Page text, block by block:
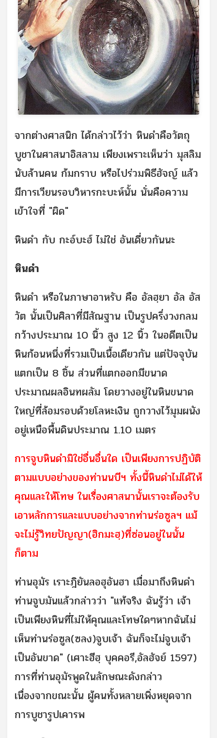
จากต่างศาสนิก ได้กล่าวไว้ว่า หินดำคือวัตถุ
บูชาในศาสนาอิสลาม เพียงเพราะเห็นว่า มุสลิม
นับล้านคน ก้มกราบ หรือไปร่วมพิธีฮัจญ์ แล้ว
มีการเวียนรอบวิหารกะบะห์นั้น นั่นคือความ
เข้าใจที่ "ผิด"
หินดำ กับ กะอ์บะฮ์ ไม่ใช่ อันเดี่ยวกันนะ
หินดำ
หินดำ หรือในภาษาอาหรับ คือ อัลฮฺยา อัล อัส
วัต นั้นเป็นศิลาที่มีสัณฐาน เป็นรูปครึ่งวงกลม
กว้างประมาณ 10 นิ้ว สูง 12 นิ้ว ในอดีตเป็น
หินก้อนหนึ่งที่รวมเป็นเนื้อเดียวกัน แต่ปัจจุบัน
แตกเป็น 8 ชิ้น ส่วนที่แตกออกมีขนาด
ประมาณผลอินทผลัม โดยวางอยู่ในหินขนาด
ใหญ่ที่ล้อมรอบด้วยโลหะเงิน ถูกวางไว้มุมผนัง
อยู่เหนือพื้นดินประมาณ 1.10 เมตร
การจูบหินดำมิใช่อื่นอื่นใด เป็นเพียงการปฏิบัติ
ตามแบบอย่างของท่านนบีฯ ทั้งนี้หินดำไม่ได้ให้
คุณและให้โทษ ในเรื่องศาสนานั้นเราจะต้องรับ
เอาหลักการและแบบอย่างจากท่านร่อซูลฯ แม้
จะไม่รู้วิทยปัญญา(ฮิกมะฮฺ)ที่ซ่อนอยู่ในนั้น
ก็ตาม
ท่านอุมัร เราะฎิยันลอฮุอันฮา เมื่อมาถึงหินดำ
ท่านจูบมันแล้วกล่าวว่า "แท้จริง ฉันรู้ว่า เจ้า
เป็นเพียงหินที่ไม่ให้คุณและโทษใดๆหากฉันไม่
เห็นท่านร่อซูล(ซลง)จูบเจ้า ฉันก็จะไม่จูบเจ้า
เป็นอันขาด" (เศาะฮีฮฺ บุคคอรี,อัลฮัจย์ 1597)
การที่ท่านอุมัรพูดในลักษณะดังกล่าว
เนื่องจากขณะนั้น ผู้คนทั้งหลายเพิ่งหยุดจาก
การบูชารูปเคารพ